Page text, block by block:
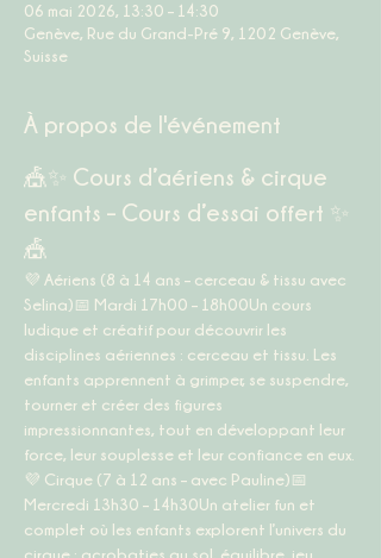
06 mai 2026, 13:30 – 14:30
Genève, Rue du Grand-Pré 9, 1202 Genève,
Suisse
À propos de l'événement
🎪✨ Cours d’aériens & cirque
enfants – Cours d’essai offert ✨
🎪
💜 Aériens (8 à 14 ans – cerceau & tissu avec
Selina) 📅 Mardi 17h00 – 18h00Un cours
ludique et créatif pour découvrir les
disciplines aériennes : cerceau et tissu. Les
enfants apprennent à grimper, se suspendre,
tourner et créer des figures
impressionnantes, tout en développant leur
force, leur souplesse et leur confiance en eux.
💜 Cirque (7 à 12 ans – avec Pauline) 📅
Mercredi 13h30 – 14h30Un atelier fun et
complet où les enfants explorent l’univers du
cirque : acrobaties au sol, équilibre, jeu